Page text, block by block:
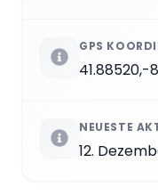
GPS
41.88520,-
NEUESTE
12.